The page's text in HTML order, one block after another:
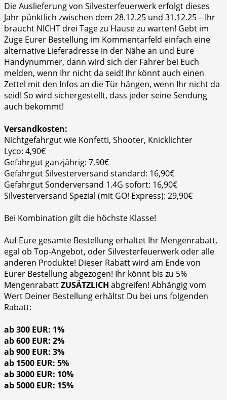
Die Auslieferung von Silvesterfeuerwerk erfolgt dieses
Jahr pünktlich zwischen dem 28.12.25 und 31.12.25 – Ihr
braucht NICHT drei Tage zu Hause zu warten! Gebt im
Zuge Eurer Bestellung im Kommentarfeld einfach eine
alternative Lieferadresse in der Nähe an und Eure
Handynummer, dann wird sich der Fahrer bei Euch
melden, wenn Ihr nicht da seid! Ihr könnt auch einen
Zettel mit den Infos an die Tür hängen, wenn Ihr nicht da
seid! So wird sichergestellt, dass jeder seine Sendung
auch bekommt!
Versandkosten:
Nichtgefahrgut wie Konfetti, Shooter, Knicklichter
Lyco: 4,90€
Gefahrgut ganzjährig: 7,90€
Gefahrgut Silvesterversand standard: 16,90€
Gefahrgut Sonderversand 1.4G sofort: 16,90€
Silvesterversand Spezial (mit GO! Express): 29,90€
Bei Kombination gilt die höchste Klasse!
Auf Eure gesamte Bestellung erhaltet Ihr Mengenrabatt,
egal ob Top-Angebot, oder Silvesterfeuerwerk oder alle
anderen Produkte! Dieser Rabatt wird am Ende von
Eurer Bestellung abgezogen! Ihr könnt bis zu 5%
MengenrabattZUSÄTZLICH abgreifen! Abhängig vom
Wert Deiner Bestellung erhältst Du bei uns folgenden
Rabatt:
ab 300 EUR: 1%
ab 600 EUR: 2%
ab 900 EUR: 3%
ab 1500 EUR: 5%
ab 3000 EUR: 10%
ab 5000 EUR: 15%